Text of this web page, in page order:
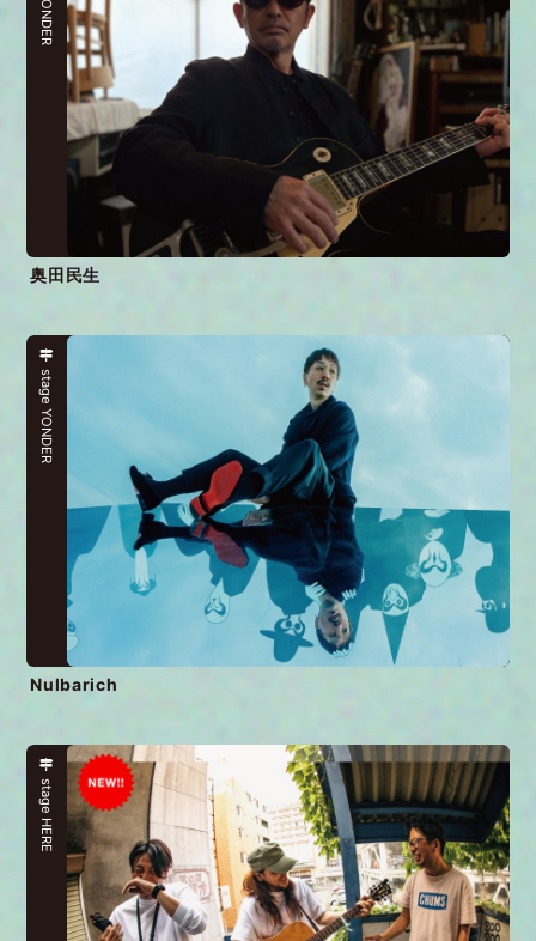
奥田民生
stage YONDER
Nulbarich
stage HERE